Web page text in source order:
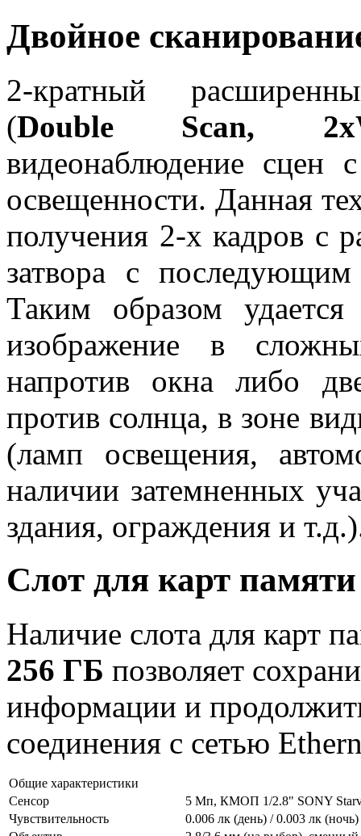
Двойное
2-кратный
(Double Scan,
видеонаблюдение сцен
освещенности. Данная
получения 2-х кадров с
затвора с
Таким образом удается
изображение в
напротив окна либо
против солнца, в зоне
(ламп освещения,
наличии затемненных
здания, ограждения и
Слот для карт
Наличие слота для карт
256 ГБ позволяет
информации и
соединения с сетью
Общие характеристики
Сенсор
5 Мп, КМОП 1/2.8" SONY
Чувствительность
0.006 лк (день) / 0.003 лк (ночь)